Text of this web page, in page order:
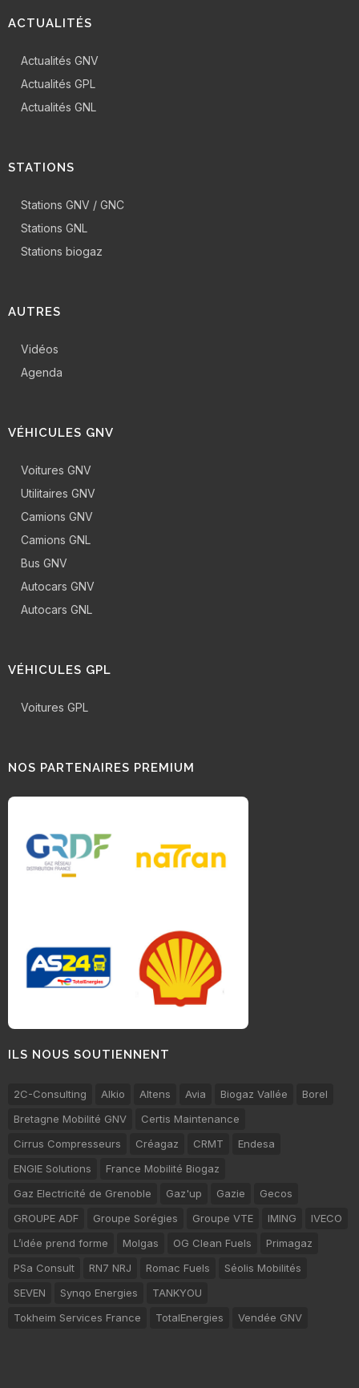
ACTUALITÉS
Actualités GNV
Actualités GPL
Actualités GNL
STATIONS
Stations GNV / GNC
Stations GNL
Stations biogaz
AUTRES
Vidéos
Agenda
VÉHICULES GNV
Voitures GNV
Utilitaires GNV
Camions GNV
Camions GNL
Bus GNV
Autocars GNV
Autocars GNL
VÉHICULES GPL
Voitures GPL
NOS PARTENAIRES PREMIUM
ILS NOUS SOUTIENNENT
2C-Consulting Alkio Altens Avia Biogaz Vallée
Borel
Bretagne Mobilité GNV
Certis Maintenance
Cirrus Compresseurs
Créagaz CRMT
Endesa
ENGIE Solutions
France Mobilité Biogaz
Gaz Electricité de Grenoble
Gaz'up Gazie
Gecos
GROUPE ADF
Groupe Sorégies Groupe VTE IMING
IVECO
L’idée prend forme
Molgas OG Clean Fuels
Primagaz
PSa Consult
RN7 NRJ Romac Fuels
Séolis Mobilités
SEVEN
Synqo Energies
TANKYOU
Tokheim Services France
TotalEnergies Vendée GNV